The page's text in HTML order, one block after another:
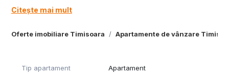
Oferte imobiliare Timisoara Apartamente de vânzare
este mutata in balcon iar din bucatarie s-a facut a treia
camera.
Citește mai mult
Tip apartament Apartament